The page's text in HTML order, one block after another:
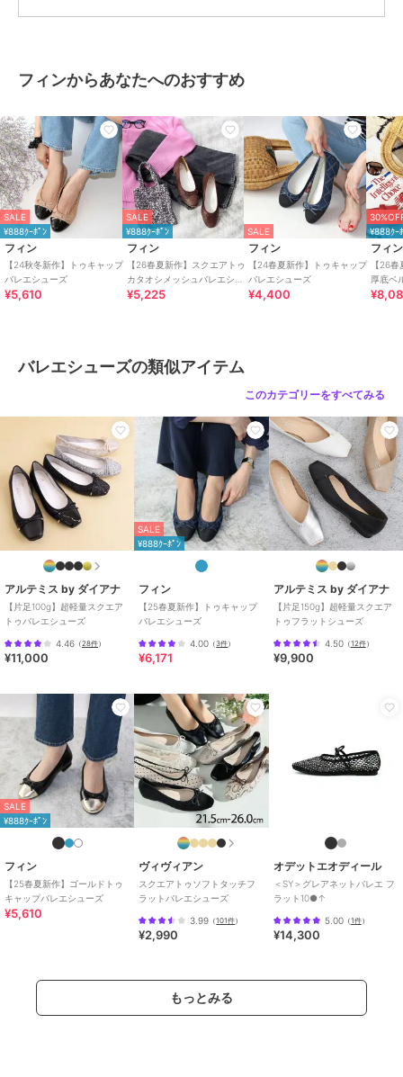
ブランド フィン
商品カテゴリ シューズ ／ バレエシューズ
性別タイプ
レディース
シューズ ／バレエシューズ
カラー ＮＶ、ＳＶ、ＢＥ、ＢＬ
サイズ 5サイズ展開
合成皮革
商品のお取り扱い方法
特徴
シューズ
バレエシューズ
キルティング/2.5cm未
満/ラウンドトゥ
フィンからあなたへのおすすめ
SALE
¥888ｸｰﾎﾟﾝ
フィン
【24秋冬新作】トゥキャップ
バレエシューズ
¥5,610
SALE
¥888ｸｰﾎﾟﾝ
フィン
【26春夏新作】スクエアトゥ
カタオシメッシュバレエシュ
ーズ【低反発スポンジ入り】
¥5,225
SALE
フィン
【24春夏新作】トゥキャップ
バレエシューズ
¥4,400
¥888ｸｰ
フィン
【26
厚底ベ
ル【低
バレエシューズの類似アイテム
このカテゴリーをすべてみる
アルテミス by ダイアナ
【片足100g】超軽量スクエア
トゥバレエシューズ
4.46 （28件）
¥11,000
SALE
¥888ｸｰﾎﾟﾝ
フィン
【25春夏新作】トゥキャップ
バレエシューズ
4.00 （3件）
¥6,171
アルテミス by ダイアナ
【片足150g】超軽量スクエア
トゥフラットシューズ
4.50（12件）
¥9,900
SALE
¥888ｸｰﾎﾟﾝ
フィン
【25春夏新作】ゴールドトゥ
キャップバレエシューズ
¥5,610
ヴィヴィアン
スクエアトゥソフトタッチフ
ラットバレエシューズ
3.99 （101件）
¥2,990
オデットエオディール
＜SY＞グレアネットバレエ フ
ラット10●↑
5.00（1件）
¥14,300
もっとみる